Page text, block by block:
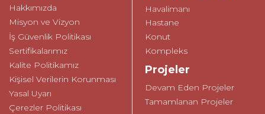
Hakkımızda
Misyon ve Vizyon
İş Güvenlik Politikası
Sertifikalarımız
Kalite Politikamız
Kişisel Verilerin Korunması
Yasal Uyarı
Çerezler Politikası
Havalimanı
Hastane
Konut
Kompleks
Projeler
Devam Eden Projeler
Tamamlanan Projeler